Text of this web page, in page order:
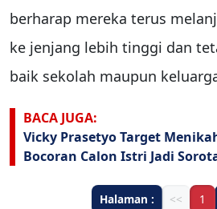
berharap mereka terus
ke jenjang lebih tinggi dan
baik sekolah maupun
BACA JUGA:
Vicky Prasetyo Target
Bocoran Calon Istri Jadi
Halaman : << 1